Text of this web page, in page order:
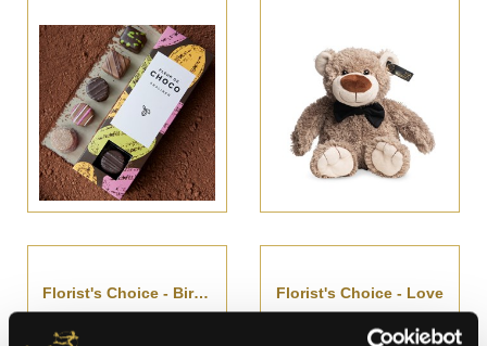
Florist's Choice - Birthday Surprise Florist's Choice - Love
A partir de € 46,-